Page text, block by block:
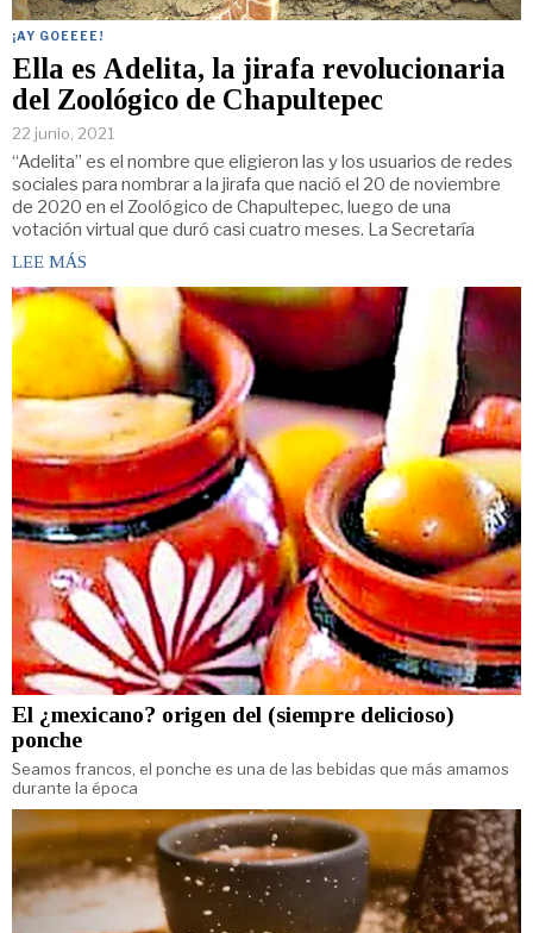
¡AY GOEEEE!
Ella es Adelita, la jirafa revolucionaria
del Zoológico de Chapultepec
22 junio, 2021
“Adelita” es el nombre que eligieron las y los usuarios de redes
sociales para nombrar a la jirafa que nació el 20 de noviembre
de 2020 en el Zoológico de Chapultepec, luego de una
votación virtual que duró casi cuatro meses. La Secretaría
LEE MÁS
El ¿mexicano? origen del (siempre delicioso)
ponche
Seamos francos, el ponche es una de las bebidas que más amamos
durante la época